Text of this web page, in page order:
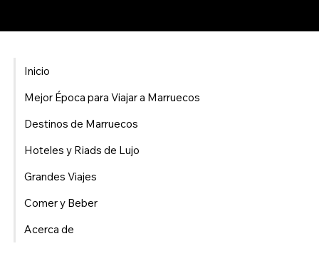
Inicio
Mejor Época para Viajar a Marruecos
Destinos de Marruecos
Hoteles y Riads de Lujo
Grandes Viajes
Comer y Beber
Acerca de